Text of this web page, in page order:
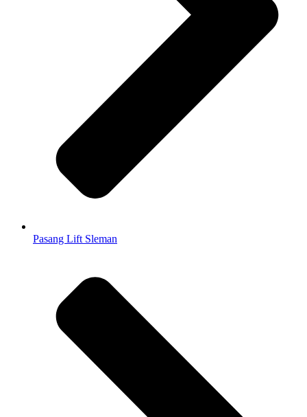
Pasang Lift Sleman